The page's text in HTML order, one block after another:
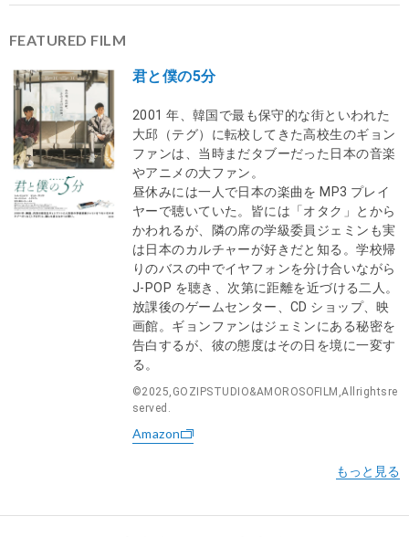
FEATURED FILM
君と僕の5分
2001 年、韓国で最も保守的な街といわれた
⼤邱（テグ）に転校してきた⾼校⽣のギョン
ファンは、当時まだタブーだった⽇本の⾳楽
やアニメの⼤ファン。
昼休みには⼀⼈で⽇本の楽曲を MP3 プレイ
ヤーで聴いていた。皆には「オタク」とから
かわれるが、隣の席の学級委員ジェミンも実
は⽇本のカルチャーが好きだと知る。学校帰
りのバスの中でイヤフォンを分け合いながら
J-POP を聴き、次第に距離を近づける⼆⼈。
放課後のゲームセンター、CD ショップ、映
画館。ギョンファンはジェミンにある秘密を
告⽩するが、彼の態度はその⽇を境に⼀変す
る。
©2025,GOZIPSTUDIO&AMOROSOFILM,Allrightsre
served.
Amazon